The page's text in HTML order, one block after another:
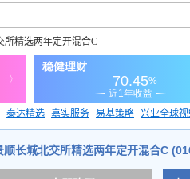
所精选两年定开混合C
泰达精选 嘉实服务 易基策略 兴业全球
顺长城北交所精选两年定开混合C